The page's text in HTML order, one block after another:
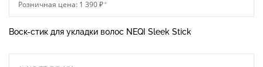
Розничная цена: 1 390 ₽*
Воск-стик для укладки волос NEQI Sleek Stick